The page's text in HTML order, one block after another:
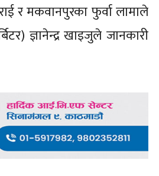
र मकवानपुरका फुर्वा लामाले
ज्ञानेन्द्र खाइजुले जानकारी